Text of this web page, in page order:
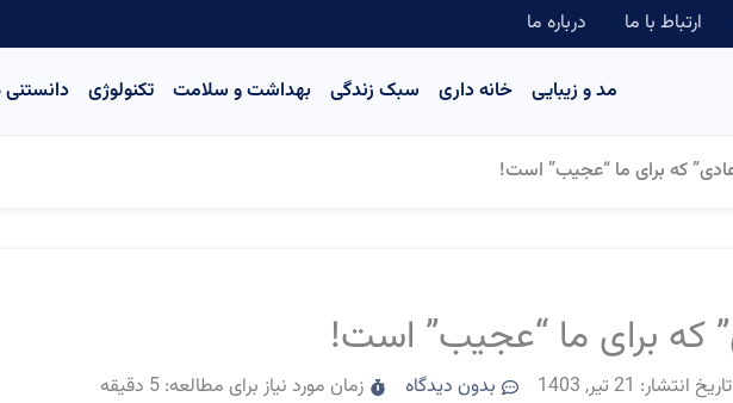
ارتباط با ما درباره ما
مد و زیبایی خانه داری سبک زندگی بهداشت و سلامت تکنولوژی دانستنی
تاریخ انتشار: 21 تیر, 1403 بدون دیدگاه
زمان مورد نیاز برای مطالعه: 5 دقیقه